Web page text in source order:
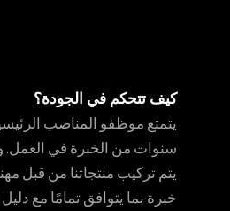
كيف تتحكم في الجودة؟
سنوات من الخبرة في
يتم تركيب منتجاتنا من قبل
خبرة بما يتوافق تمامًا مع